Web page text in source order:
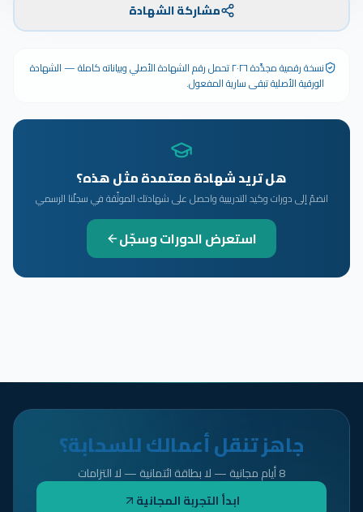
مشاركة الشهادة
نسخة رقمية مجدَّدة ٢٠٢٦ تحمل رقم الشهادة الأصلي وبياناته كاملة — الشهادة
الورقية الأصلية تبقى سارية المفعول.
هل تريد شهادة معتمدة مثل هذه؟
انضمّ إلى دورات وكيد التدريبية واحصل على شهادتك الموثّقة في سجلّنا الرسمي
استعرض الدورات وسجّل
جاهز تنقل أعمالك للسحابة؟
8 أيام مجانية — لا بطاقة ائتمانية — لا التزامات
ابدأ التجربة المجانية